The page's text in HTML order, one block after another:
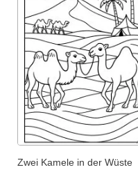
Zwei Kamele in der Wüste